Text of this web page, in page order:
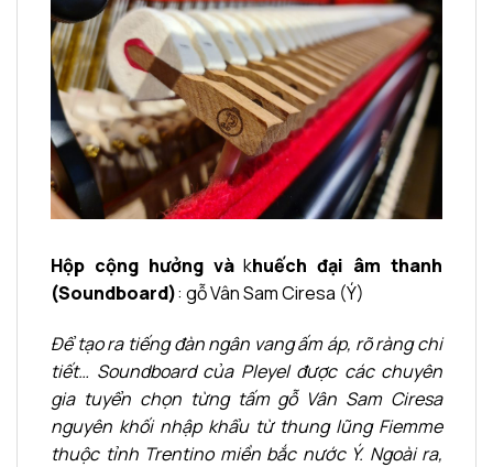
Hộp cộng hưởng vàkhuếch đại âm thanh
(Soundboard): gỗ Vân Sam Ciresa (Ý)
Để tạo ra tiếng đàn ngân vang ấm áp, rõ ràng chi
tiết… Soundboard của Pleyel được các chuyên
gia tuyển chọn từng tấm gỗ Vân Sam Ciresa
nguyên khối nhập khẩu từ thung lũng Fiemme
thuộc tỉnh Trentino miền bắc nước Ý. Ngoài ra,